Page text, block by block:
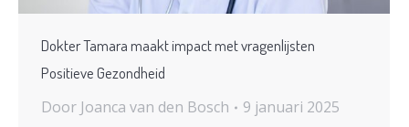
Dokter Tamara maakt impact met vragenlijsten
Positieve Gezondheid
Door Joanca van den Bosch 9 januari 2025